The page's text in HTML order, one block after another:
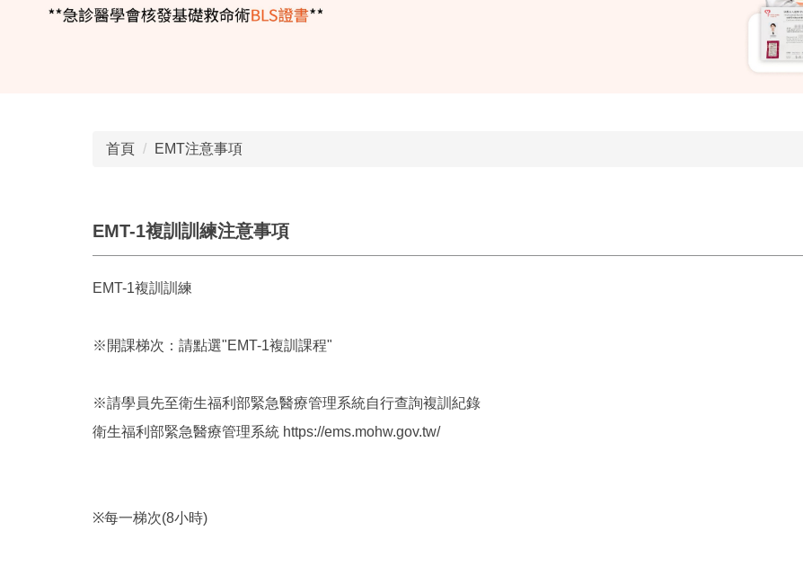
首頁 EMT注意事項
EMT-1複訓訓練注意事項
EMT-1複訓訓練
※開課梯次：請點選"EMT-1複訓課程"
※請學員先至衛生福利部緊急醫療管理系統自行查詢複訓紀錄
衛生福利部緊急醫療管理系統 https://ems.mohw.gov.tw/
※每一梯次(8小時)